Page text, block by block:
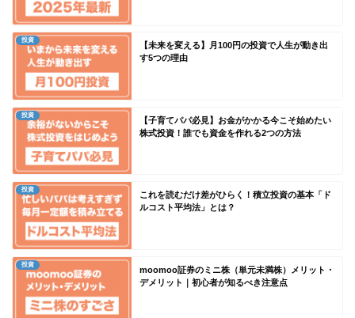
投資
【未来を変える】月100円の投資で人生が動き出
す5つの理由
投資
【子育てパパ必見】お金がかかる今こそ始めたい
株式投資！誰でも資金を作れる2つの方法
投資
これを読むだけ差がひらく！積立投資の基本「ド
ルコスト平均法」とは？
投資
moomoo証券のミニ株（単元未満株）メリット・
デメリット｜初心者が知るべき注意点